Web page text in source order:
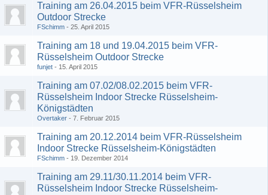
Training am 26.04.2015 beim VFR-Rüsselsheim
Outdoor Strecke
FSchimm 25. April 2015
Training am 18 und 19.04.2015 beim VFR-
Rüsselsheim Outdoor Strecke
funjet 15. April 2015
Training am 07.02/08.02.2015 beim VFR-
Rüsselsheim Indoor Strecke Rüsselsheim-
Königstädten
Overtaker 7. Februar 2015
Training am 20.12.2014 beim VFR-Rüsselsheim
Indoor Strecke Rüsselsheim-Königstädten
FSchimm 19. Dezember 2014
Training am 29.11/30.11.2014 beim VFR-
Rüsselsheim Indoor Strecke Rüsselsheim-